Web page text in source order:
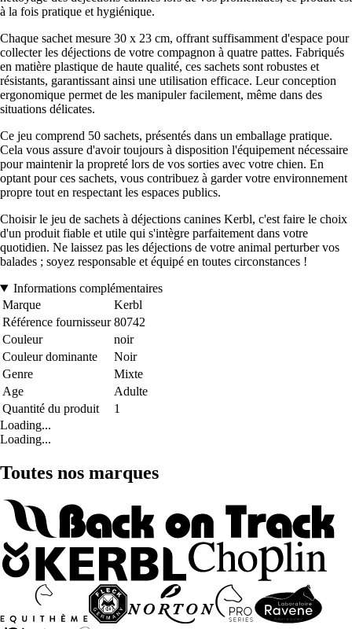
à la fois pratique et hygiénique.
Chaque sachet mesure 30 x 23 cm, offrant suffisamment d'espace pour
collecter les déjections de votre compagnon à quatre pattes. Fabriqués
en matière plastique de haute qualité, ces sachets sont robustes et
résistants, garantissant ainsi une utilisation efficace. Leur conception
ergonomique permet de les manipuler facilement, même dans des
situations délicates.
Ce jeu comprend 50 sachets, présentés dans un emballage pratique.
Cela vous assure d'avoir toujours à disposition l'équipement nécessaire
pour maintenir la propreté lors de vos sorties avec votre chien. En
optant pour ces sachets, vous contribuez à garder votre environnement
propre tout en respectant les espaces publics.
Choisir le jeu de sachets à déjections canines Kerbl, c'est faire le choix
d'un produit fiable et utile qui s'intègre parfaitement dans votre
quotidien. Ne laissez pas les déjections de votre animal perturber vos
balades ; soyez responsable et équipé en toutes circonstances !
Informations complémentaires
Marque
Kerbl
Référence fournisseur 80742
Couleur
noir
Couleur dominante
Noir
Genre
Mixte
Age
Adulte
Quantité du produit
1
Loading...
Loading...
Toutes nos marques